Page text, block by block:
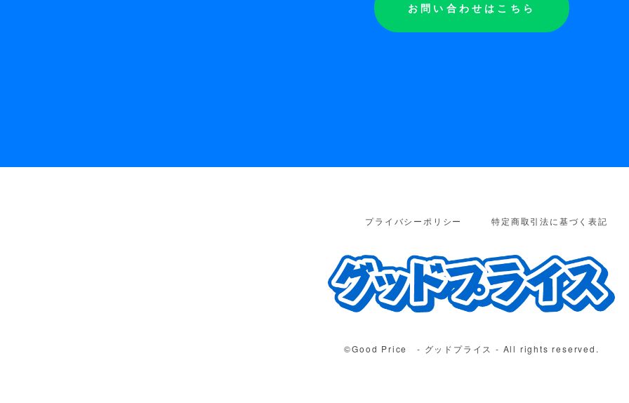
お問い合わせはこちら
プライバシーポリシー 特定商取引法に基づく表記
©︎Good Price - グッドプライス - All rights reserved.